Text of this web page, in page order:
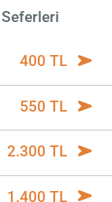
400 TL
550 TL
2.300 TL
1.400 TL